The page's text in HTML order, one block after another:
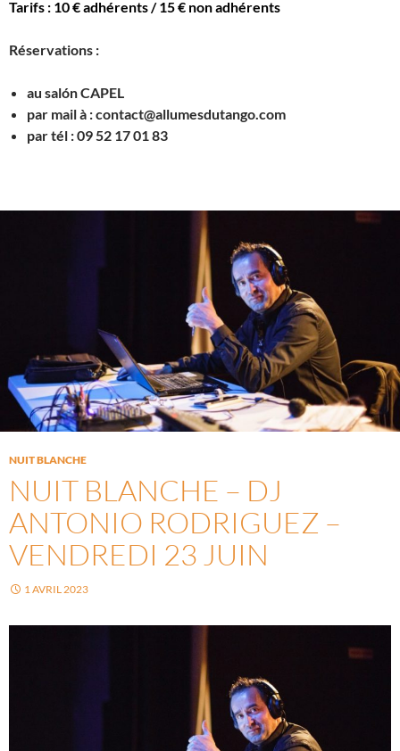
Tarifs : 10 € adhérents / 15 € non adhérents
Réservations :
au salón CAPEL
par mail à : contact@allumesdutango.com
par tél : 09 52 17 01 83
NUIT BLANCHE
NUIT BLANCHE – DJ
ANTONIO RODRIGUEZ –
VENDREDI 23 JUIN
1 AVRIL 2023